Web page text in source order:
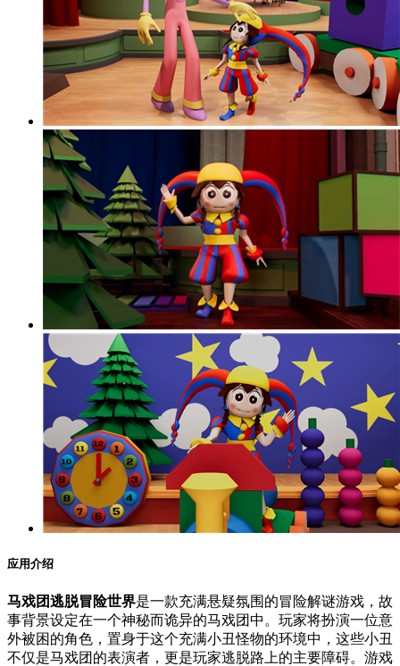
应用介绍
马戏团逃脱冒险世界是一款充满悬疑氛围的冒险解谜游戏，故
事背景设定在一个神秘而诡异的马戏团中。玩家将扮演一位意
外被困的角色，置身于这个充满小丑怪物的环境中，这些小丑
不仅是马戏团的表演者，更是玩家逃脱路上的主要障碍。游戏